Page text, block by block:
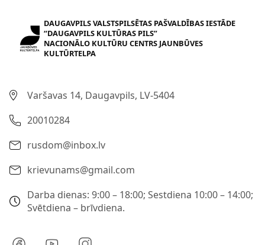
DAUGAVPILS VALSTSPILSĒTAS PAŠVALDĪBAS IESTĀDE
“DAUGAVPILS KULTŪRAS PILS”
NACIONĀLO KULTŪRU CENTRS JAUNBŪVES
KULTŪRTELPA
Varšavas 14, Daugavpils, LV-5404
20010284
rusdom@inbox.lv
krievunams@gmail.com
Darba dienas: 9:00 – 18:00; Sestdiena 10:00 – 14:00;
Svētdiena – brīvdiena.